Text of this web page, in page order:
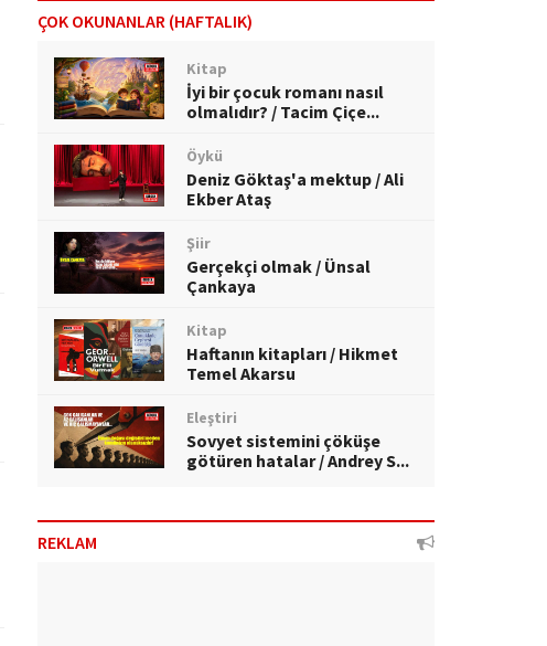
ÇOK OKUNANLAR (HAFTALIK)
Kitap
İyi bir çocuk romanı nasıl
olmalıdır? / Tacim Çiçe...
Öykü
Deniz Göktaş'a mektup / Ali
Ekber Ataş
Şiir
Gerçekçi olmak / Ünsal
Çankaya
Kitap
Haftanın kitapları / Hikmet
Temel Akarsu
Eleştiri
Sovyet sistemini çöküşe
götüren hatalar / Andrey S...
REKLAM